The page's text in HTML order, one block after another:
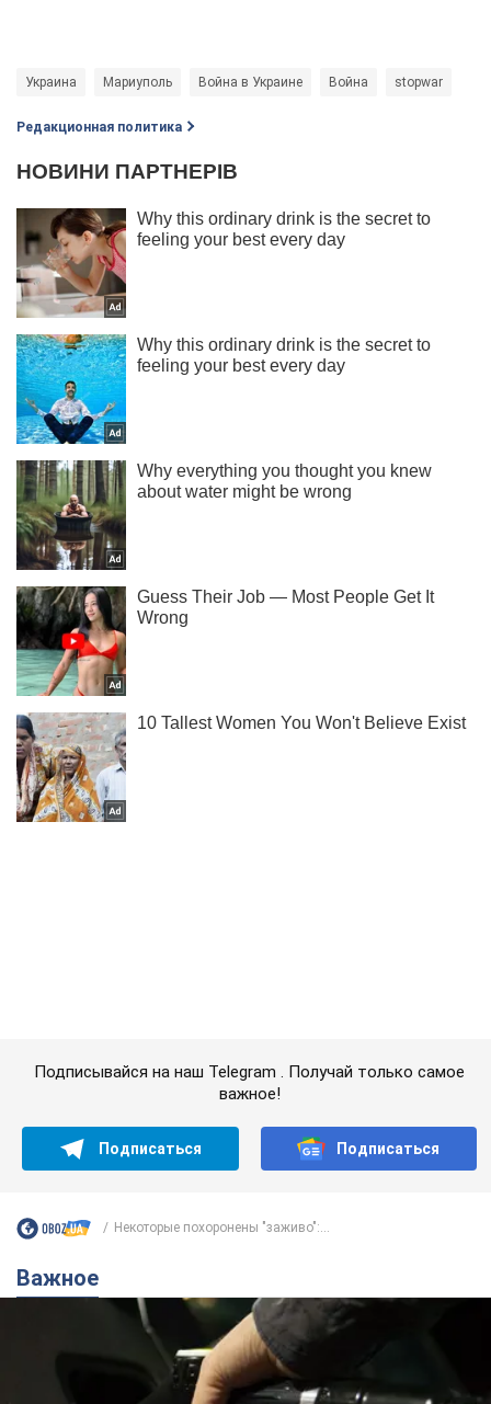
Украина Мариуполь Война в Украине Война stopwar
Редакционная политика
Важное
АЗС "готовятся" существенно повышать цены:
украинцам рассказали, чего ожидать